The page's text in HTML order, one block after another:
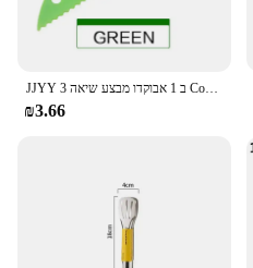
JJYY 3 ב 1 אבוקדו מבצע שיאה Corer חמאת פירות קולפן חותך עיסת מפריד פלסטיק סכין מטבח ירקות כלים
₪3.66